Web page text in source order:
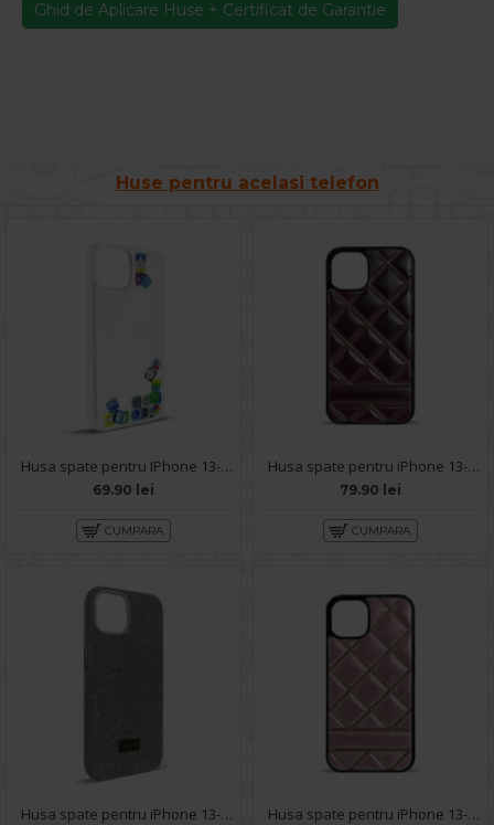
Ghid de Aplicare Huse + Certificat de Garantie
Huse pentru acelasi telefon
Husa spate pentru IPhone 13- Dinamic case
69.90 lei
CUMPARA
Husa spate pentru iPhone 13- Tomo case Visiniu
79.90 lei
CUMPARA
Husa spate pentru iPhone 13- Glow case Husa spate pentru iPhone 13- Tomo case Roz